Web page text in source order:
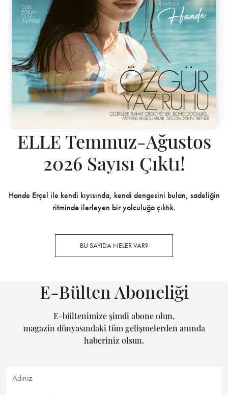
ELLE Temmuz-Ağustos
2026 Sayısı Çıktı!
Hande Erçel ile kendi kıyısında, kendi dengesini bulan, sadeliğin
ritminde ilerleyen bir yolculuğa çıktık.
BU SAYIDA NELER VAR?
E-Bülten Aboneliği
E-bültenimize şimdi abone olun,
magazin dünyasındaki tüm gelişmelerden anında
haberiniz olsun.